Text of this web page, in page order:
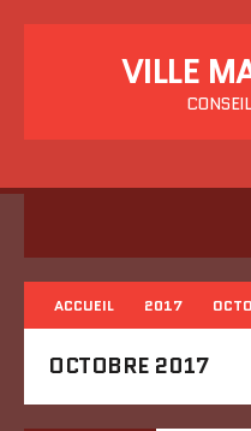
VILLE
ACCUEIL 2017
OCTOBRE 2017